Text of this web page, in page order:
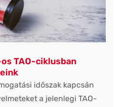
TAO-ciklusban
időszak kapcsán
a jelenlegi TAO-